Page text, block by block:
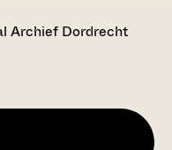
Archief Dordrecht